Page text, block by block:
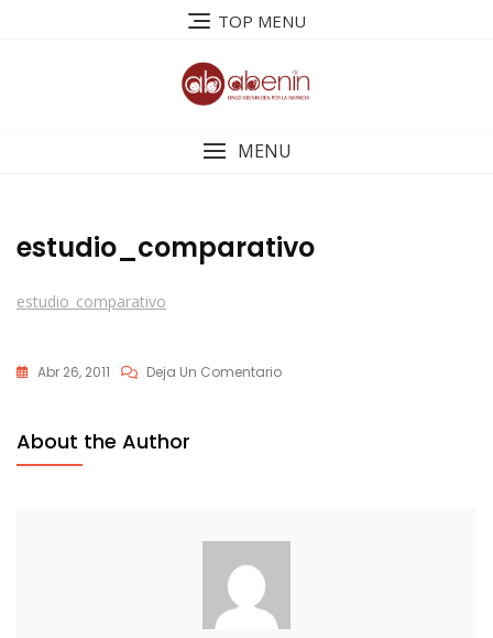
TOP MENU
MENU
estudio_comparativo
estudio_comparativo
Abr 26, 2011 Deja Un ComentarioEn
About the Author